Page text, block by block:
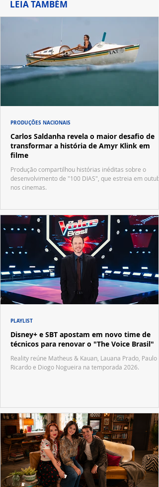
LEIA TAMBÉM
Carlos Saldanha revela o maior desafio de
transformar a história de Amyr Klink em
filme
Produção compartilhou histórias inéditas sobre o
desenvolvimento de "100 DIAS", que estreia em
nos cinemas.
PRODUÇÕES NACIONAIS
Disney+ e SBT apostam em novo time de
técnicos para renovar o "The Voice Brasil"
Reality reúne Matheus & Kauan, Lauana Prado, Paulo
Ricardo e Diogo Nogueira na temporada 2026.
PLAYLIST